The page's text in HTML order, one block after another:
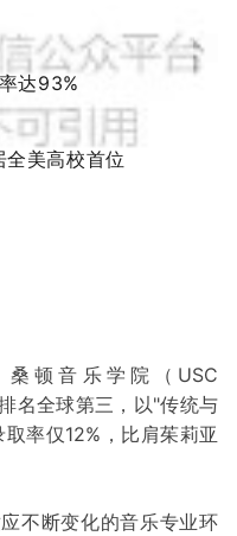
达93%
美高校首位
顿音乐学院（USC
名全球第三，以"传统与
率仅12%，比肩茱莉亚
不断变化的音乐专业环